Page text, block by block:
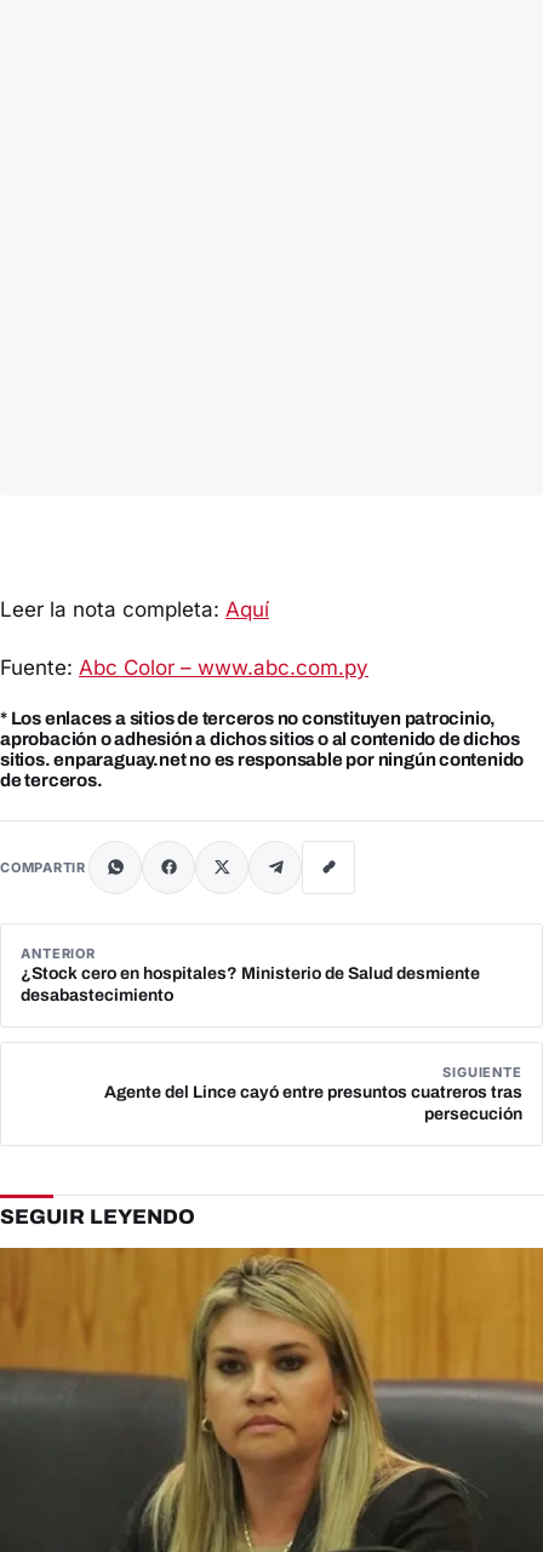
Leer la nota completa: Aquí
Fuente: Abc Color – www.abc.com.py
* Los enlaces a sitios de terceros no constituyen patrocinio,
aprobación o adhesión a dichos sitios o al contenido de dichos
sitios. enparaguay.net no es responsable por ningún contenido
de terceros.
COMPARTIR
ANTERIOR
¿Stock cero en hospitales? Ministerio de Salud desmiente
desabastecimiento
SIGUIENTE
Agente del Lince cayó entre presuntos cuatreros tras
persecución
SEGUIR LEYENDO